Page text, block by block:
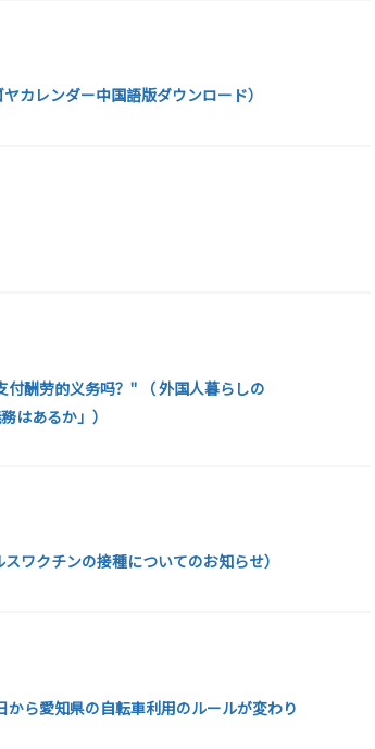
カレンダー中国語版ダウンロード）
酬劳的义务吗？" （ 外国人暮らしの
はあるか」）
ワクチンの接種についてのお知らせ）
ら愛知県の自転車利用のルールが変わり